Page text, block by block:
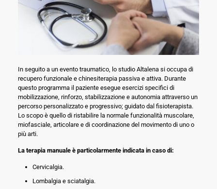
In seguito a un evento traumatico, lo studio Altalena si occupa di
recupero funzionale e chinesiterapia passiva e attiva. Durante
questo programma il paziente esegue esercizi specifici di
mobilizzazione, rinforzo, stabilizzazione e autonomia attraverso un
percorso personalizzato e progressivo; guidato dal fisioterapista.
Lo scopo è quello di ristabilire la normale funzionalità muscolare,
miofasciale, articolare e di coordinazione del movimento di uno o
più arti.
La terapia manuale è particolarmente indicata in caso di:
Cervicalgia.
Lombalgia e sciatalgia.